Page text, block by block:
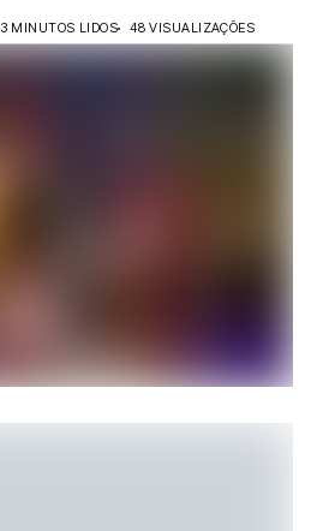
3 MINUTOS LIDOS 48 VISUALIZAÇÕES